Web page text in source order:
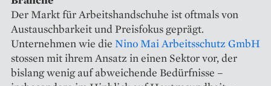
Der Markt für Arbeitshandschuhe ist oftmals von
Austauschbarkeit und Preisfokus geprägt.
Unternehmen wie die Nino Mai Arbeitsschutz GmbH
stossen mit ihrem Ansatz in einen Sektor vor, der
bislang wenig auf abweichende Bedürfnisse –